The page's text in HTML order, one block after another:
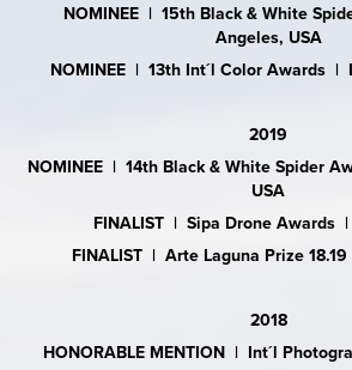
NOMINEE | 15th Black & White
Angeles, USA
NOMINEE | 13th Int´l Color Awards |
2019
NOMINEE | 14th Black & White Spider
USA
FINALIST | Sipa Drone Awards
FINALIST | Arte Laguna Prize
2018
HONORABLE MENTION | Int´l